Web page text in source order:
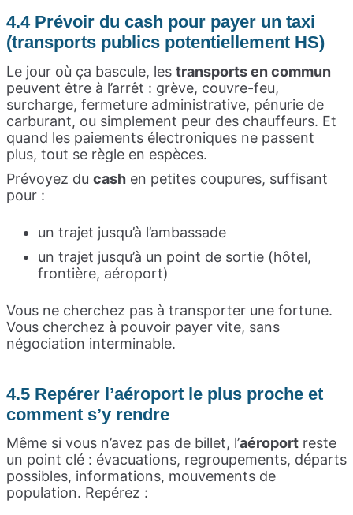
4.4 Prévoir du cash pour payer un taxi
(transports publics potentiellement HS)
Le jour où ça bascule, les transports en commun
peuvent être à l’arrêt : grève, couvre-feu,
surcharge, fermeture administrative, pénurie de
carburant, ou simplement peur des chauffeurs. Et
quand les paiements électroniques ne passent
plus, tout se règle en espèces.
Prévoyez du cash en petites coupures, suffisant
pour :
un trajet jusqu’à l’ambassade
un trajet jusqu’à un point de sortie (hôtel,
frontière, aéroport)
Vous ne cherchez pas à transporter une fortune.
Vous cherchez à pouvoir payer vite, sans
négociation interminable.
4.5 Repérer l’aéroport le plus proche et
comment s’y rendre
Même si vous n’avez pas de billet, l’aéroport reste
un point clé : évacuations, regroupements, départs
possibles, informations, mouvements de
population. Repérez :